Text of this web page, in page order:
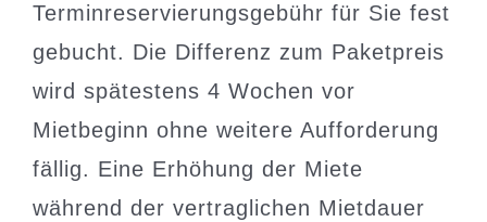
Terminreservierungsgebühr für Sie fest
gebucht. Die Differenz zum Paketpreis
wird spätestens 4 Wochen vor
Mietbeginn ohne weitere Aufforderung
fällig. Eine Erhöhung der Miete
während der vertraglichen Mietdauer